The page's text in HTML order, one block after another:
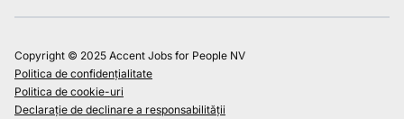
Copyright © 2025 Accent Jobs for People NV
Politica de confidențialitate
Politica de cookie-uri
Declarație de declinare a responsabilității